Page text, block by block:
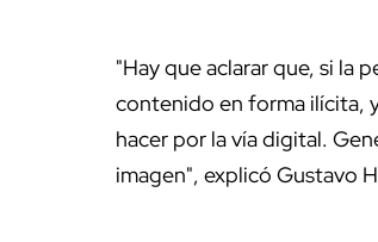
"Hay que aclarar que, si la
contenido en forma ilícita,
hacer por la vía digital.
imagen", explicó Gustavo